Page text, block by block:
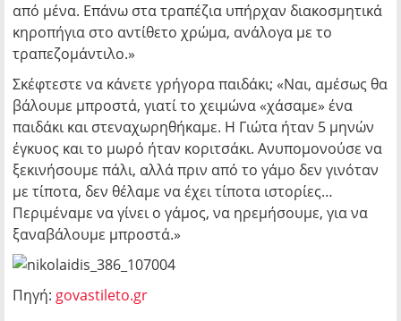
από μένα. Επάνω στα τραπέζια υπήρχαν διακοσμητικά
κηροπήγια στο αντίθετο χρώμα, ανάλογα με το
τραπεζομάντιλο.»
Σκέφτεστε να κάνετε γρήγορα παιδάκι; «Ναι, αμέσως θα
βάλουμε μπροστά, γιατί το χειμώνα «χάσαμε» ένα
παιδάκι και στεναχωρηθήκαμε. Η Γιώτα ήταν 5 μηνών
έγκυος και το μωρό ήταν κοριτσάκι. Ανυπομονούσε να
ξεκινήσουμε πάλι, αλλά πριν από το γάμο δεν γινόταν
με τίποτα, δεν θέλαμε να έχει τίποτα ιστορίες…
Περιμέναμε να γίνει ο γάμος, να ηρεμήσουμε, για να
ξαναβάλουμε μπροστά.»
Πηγή: govastileto.gr